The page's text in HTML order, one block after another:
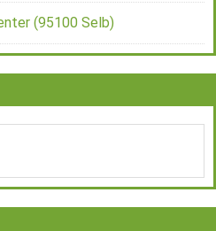
(95100 Selb)